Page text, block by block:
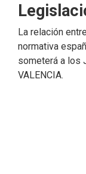
La relación
normativa
someterá a los
VALENCIA.